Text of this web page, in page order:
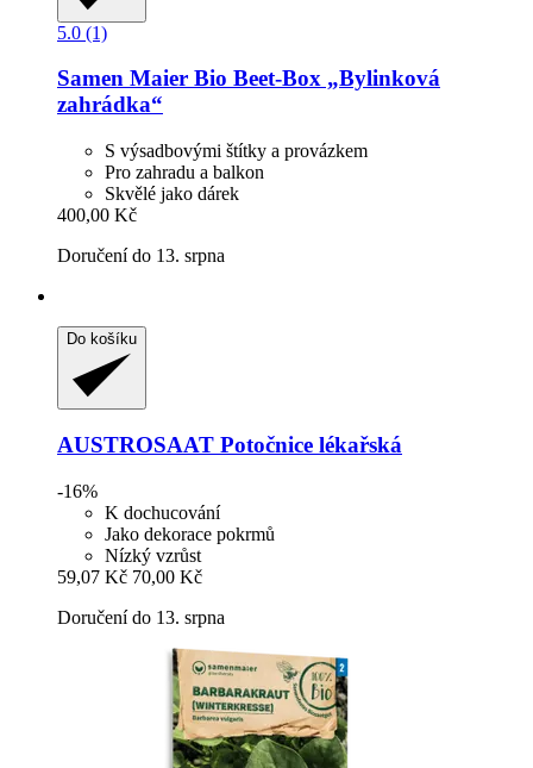
5.0 (1)
Samen Maier Bio Beet-​Box „Bylinková
zahrádka“
S výsadbovými štítky a provázkem
Pro zahradu a balkon
Skvělé jako dárek
400,00 Kč
Doručení do 13. srpna
Do košíku
AUSTROSAAT Potočnice lékařská
-16%
K dochucování
Jako dekorace pokrmů
Nízký vzrůst
59,07 Kč 70,00 Kč
Doručení do 13. srpna